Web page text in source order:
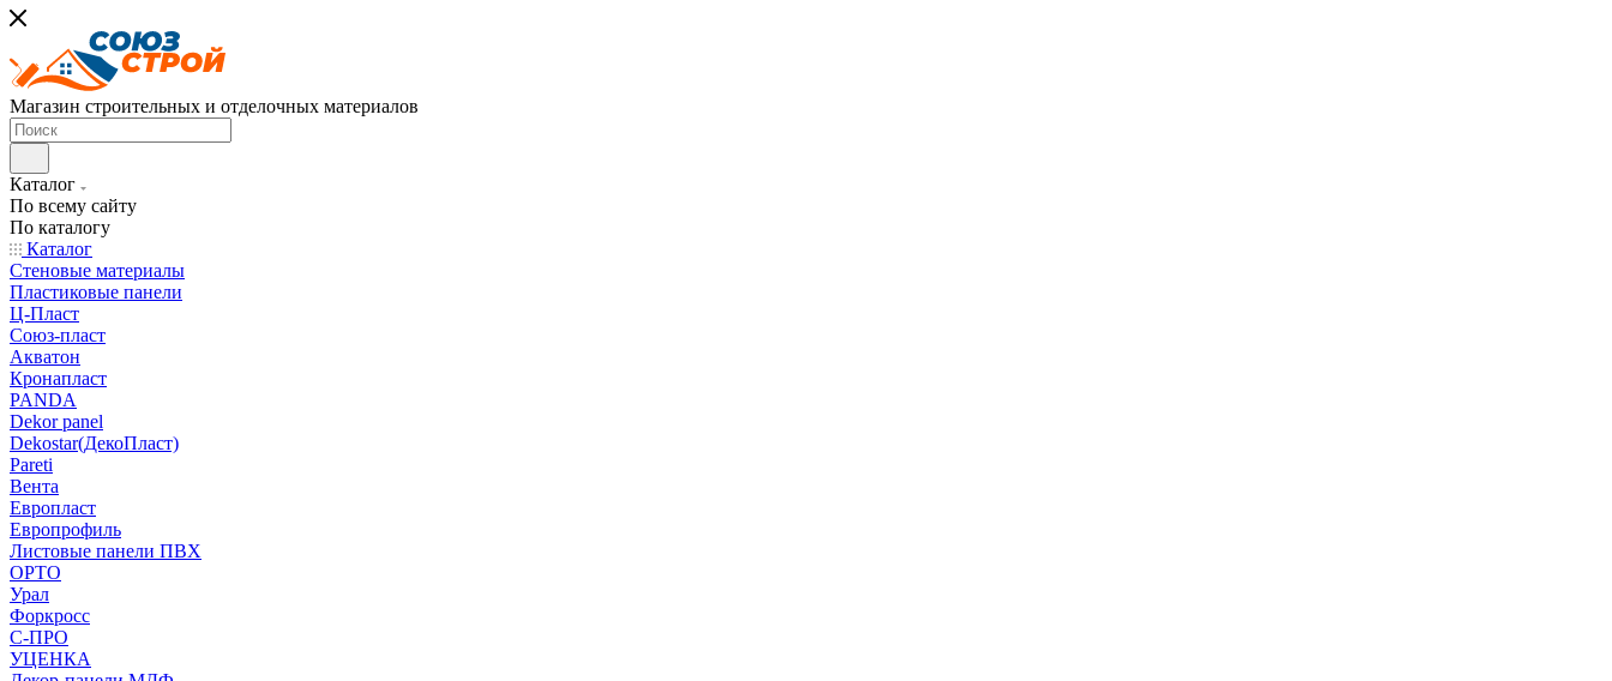
Магазин строительных и отделочных материалов
Каталог
По всему сайту
По каталогу
Каталог
Стеновые материалы
Пластиковые панели
Ц-Пласт
Союз-пласт
Акватон
Кронапласт
PANDA
Dekor panel
Dekostar(ДекоПласт)
Pareti
Вента
Европласт
Европрофиль
Листовые панели ПВХ
ОРТО
Урал
Форкросс
С-ПРО
УЦЕНКА